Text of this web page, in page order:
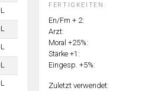
FERTIGKEITEN:
En/Fm + 2:
Arzt:
Moral +25%:
Stärke +1:
Eingesp. +5%:
Zuletzt verwendet: